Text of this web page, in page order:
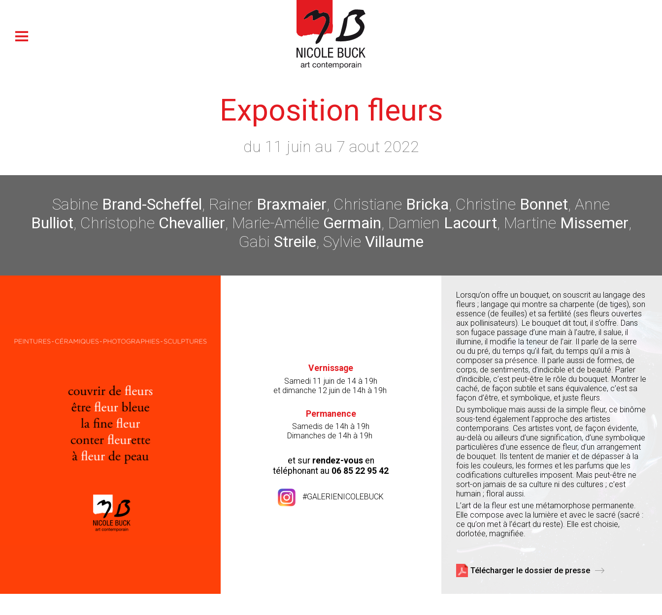
Exposition fleurs
du 11 juin au 7 aout 2022
Sabine Brand-Scheffel, Rainer Braxmaier, Christiane Bricka, Christine Bonnet, Anne
Bulliot, Christophe Chevallier, Marie-Amélie Germain, Damien Lacourt, Martine Missemer,
Gabi Streile, Sylvie Villaume
Vernissage
Samedi 11 juin de 14 à 19h
et dimanche 12 juin de 14h à 19h
Permanence
Samedis de 14h à 19h
Dimanches de 14h à 19h
et sur rendez-vousen
téléphonant au 06 85 22 95 42
#GALERIENICOLEBUCK
Lorsqu’on offre un bouquet, on souscrit au langage des
fleurs ; langage qui montre sa charpente (de tiges), son
essence (de feuilles) et sa fertilité (ses fleurs ouvertes
aux pollinisateurs). Le bouquet dit tout, il s’offre. Dans
son fugace passage d’une main à l’autre, il salue, il
illumine, il modifie la teneur de l’air. Il parle de la serre
ou du pré, du temps qu’il fait, du temps qu’il a mis à
composer sa présence. Il parle aussi de formes, de
corps, de sentiments, d’indicible et de beauté. Parler
d’indicible, c’est peut-être le rôle du bouquet. Montrer le
caché, de façon subtile et sans équivalence, c’est sa
façon d’être, et symbolique, et juste fleurs.
Du symbolique mais aussi de la simple fleur, ce binôme
sous-tend également l’approche des artistes
contemporains. Ces artistes vont, de façon évidente,
au-delà ou ailleurs d’une signification, d’une symbolique
particulières d’une essence de fleur, d’un arrangement
de bouquet. Ils tentent de manier et de dépasser à la
fois les couleurs, les formes et les parfums que les
codifications culturelles imposent. Mais peut-être ne
sort-on jamais de sa culture ni des cultures ; c’est
humain ; floral aussi.
L’art de la fleur est une métamorphose permanente.
Elle compose avec la lumière et avec le sacré (sacré :
ce qu’on met à l’écart du reste). Elle est choisie,
dorlotée, magnifiée.
Télécharger le dossier de presse